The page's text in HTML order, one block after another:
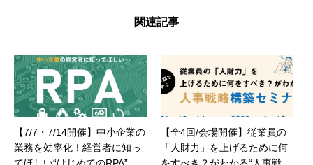
関連記事
【7/7・7/14開催】中小企業の
業務を効率化！経営者に知っ
【全4回/会場開催】従業員の
「人財力」を上げるために何